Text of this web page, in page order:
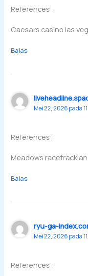
References:
Caesars casino las
Balas
Mei 22, 2026 pada
References:
Meadows racetrack
Balas
ryu-ga-
Mei 22, 2026 pada
References: